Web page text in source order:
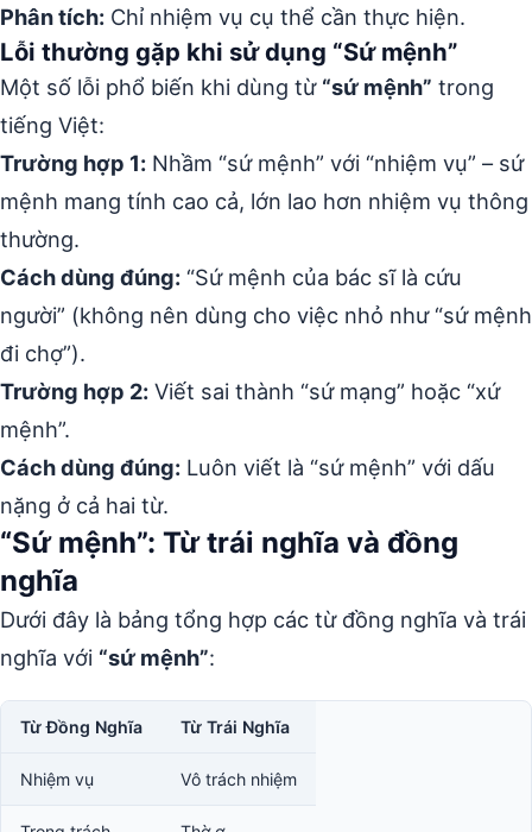
Phân tích: Chỉ nhiệm vụ cụ thể cần thực hiện.
Lỗi thường gặp khi sử dụng “Sứ mệnh”
Một số lỗi phổ biến khi dùng từ “sứ mệnh” trong
tiếng Việt:
Trường hợp 1: Nhầm “sứ mệnh” với “nhiệm vụ” – sứ
mệnh mang tính cao cả, lớn lao hơn nhiệm vụ thông
thường.
Cách dùng đúng: “Sứ mệnh của bác sĩ là cứu
người” (không nên dùng cho việc nhỏ như “sứ mệnh
đi chợ”).
Trường hợp 2: Viết sai thành “sứ mạng” hoặc “xứ
mệnh”.
Cách dùng đúng: Luôn viết là “sứ mệnh” với dấu
nặng ở cả hai từ.
“Sứ mệnh”: Từ trái nghĩa và đồng
nghĩa
Dưới đây là bảng tổng hợp các từ đồng nghĩa và trái
nghĩa với “sứ mệnh”:
Từ Đồng Nghĩa Từ Trái Nghĩa
Nhiệm vụ Vô trách nhiệm